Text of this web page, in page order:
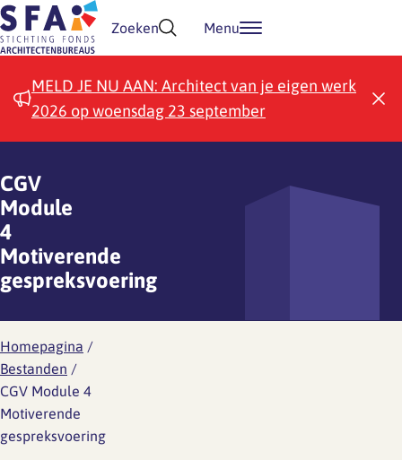
Doorgaan naar inhoud
Zoeken Menu
MELD JE NU AAN: Architect van je eigen werk
2026 op woensdag 23 september
CGV
Module
4
Motiverende
gespreksvoering
Homepagina /
Bestanden /
CGV Module 4
Motiverende
gespreksvoering